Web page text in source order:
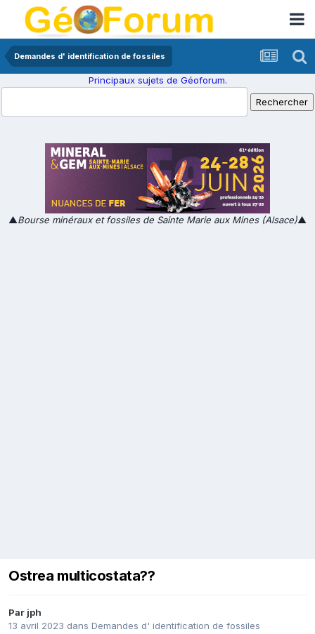
Demandes d' identification de fossiles
Principaux sujets de Géoforum.
▲Bourse minéraux et fossiles de Sainte Marie aux Mines (Alsace)▲
Ostrea multicostata??
Par jph
13 avril 2023 dans Demandes d' identification de fossiles